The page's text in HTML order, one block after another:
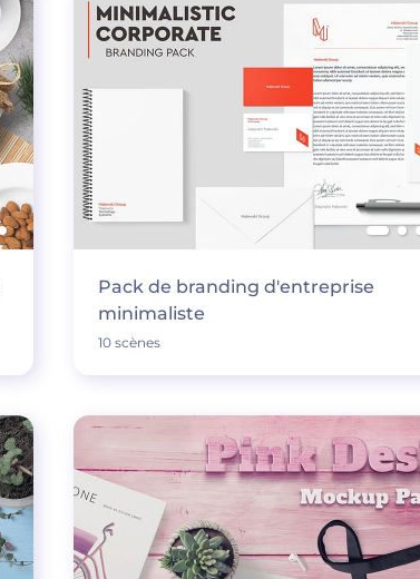
Pack de branding d'entreprise
minimaliste
10 scènes